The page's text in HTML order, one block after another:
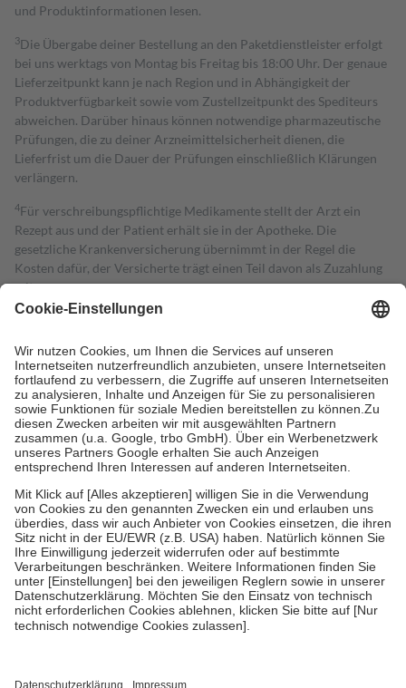
und Produktinformationen lesen.
3Die Übergabe deiner Bestellung an den Paketdienstleister erfolgt
bei uns werktags von Montag bis Freitag bis 18:00 Uhr. Der genaue
Lieferzeitpunkt kann je nach Region und in Abhängigkeit der
Produktverfügbarkeit sowie vom Zustellzeitpunkt des Spediteurs
abweichen. Darüber hinaus können notwendige pharmazeutische
Prüfungen, die zu deiner Arzneimittelsicherheit dienen, die
Lieferfrist um die Dauer der Prüfungen einschließlich Klärungen
verlängern.
4Für verschreibungspflichtige Medikamente stellt der Arzt ein
Rezept aus und der Patient erhält sie in der Apotheke. Die
gesetzliche Krankenversicherung übernimmt in der Regel die
Kosten dafür, der Versicherte trägt einen Teil davon als Zuzahlung
mit.
Grundsätzlich leisten Mitglieder Zuzahlungen in Höhe von zehn
höchstens zehn Euro.
Es sind jedoch nie mehr als die tatsächlichen
Kosten der Leistung zu entrichten.
Diese Regeln gelten grundsätzlich auch für Online-Apotheken.
Bei Heilmitteln und häuslicher Krankenpflege beträgt die
Zuzahlung zehn Prozent der Kosten sowie zehn Euro je
Verordnung.
Um das Engagement der Versicherten für ihre eigene Gesundheit zu
stärken und die besondere Stellung der Familie zu unterstützen,
fallenkeine Zuzahlungenan bei:
• Kindern und Jugendlichen bis zum vollendeten 18. Lebensjahr
mit Ausnahme der Fahrkosten
• Untersuchungen zur Vorsorge und Früherkennung, die von der
GKV getragen werden
• empfohlenen Schutzimpfungen
• Harn- und Blutteststreifen
getroffen, um sicherzustellen, dass es sich um echte Bewertungen